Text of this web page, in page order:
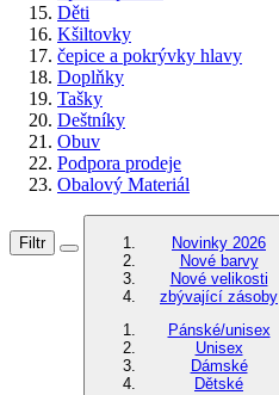
Děti
Kšiltovky
čepice a pokrývky hlavy
Doplňky
Tašky
Deštníky
Obuv
Podpora prodeje
Obalový Materiál
Filtr
Novinky 2026
Nové barvy
Nové velikosti
zbývající zásoby
Pánské/unisex
Unisex
Dámské
Dětské